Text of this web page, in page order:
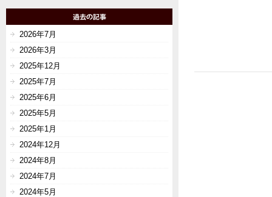
2026年7月
2026年3月
2025年12月
2025年7月
2025年6月
2025年5月
2025年1月
2024年12月
2024年8月
2024年7月
2024年5月